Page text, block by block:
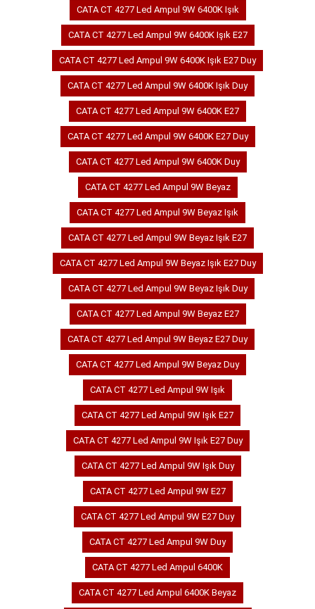
CATA CT 4277 Led Ampul 9W 6400K Işık
CATA CT 4277 Led Ampul 9W 6400K Işık E27
CATA CT 4277 Led Ampul 9W 6400K Işık E27 Duy
CATA CT 4277 Led Ampul 9W 6400K Işık Duy
CATA CT 4277 Led Ampul 9W 6400K E27
CATA CT 4277 Led Ampul 9W 6400K E27 Duy
CATA CT 4277 Led Ampul 9W 6400K Duy
CATA CT 4277 Led Ampul 9W Beyaz
CATA CT 4277 Led Ampul 9W Beyaz Işık
CATA CT 4277 Led Ampul 9W Beyaz Işık E27
CATA CT 4277 Led Ampul 9W Beyaz Işık E27 Duy
CATA CT 4277 Led Ampul 9W Beyaz Işık Duy
CATA CT 4277 Led Ampul 9W Beyaz E27
CATA CT 4277 Led Ampul 9W Beyaz E27 Duy
CATA CT 4277 Led Ampul 9W Beyaz Duy
CATA CT 4277 Led Ampul 9W Işık
CATA CT 4277 Led Ampul 9W Işık E27
CATA CT 4277 Led Ampul 9W Işık E27 Duy
CATA CT 4277 Led Ampul 9W Işık Duy
CATA CT 4277 Led Ampul 9W E27
CATA CT 4277 Led Ampul 9W E27 Duy
CATA CT 4277 Led Ampul 9W Duy
CATA CT 4277 Led Ampul 6400K
CATA CT 4277 Led Ampul 6400K Beyaz